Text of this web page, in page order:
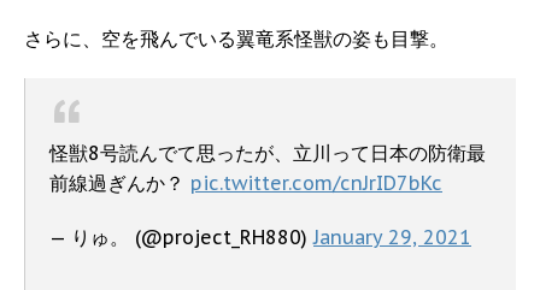
さらに、空を飛んでいる翼竜系怪獣の姿も目撃。
怪獣8号読んでて思ったが、立川って日本の防衛最
前線過ぎんか？ pic.twitter.com/cnJrID7bKc
— りゅ。 (@project_RH880)January 29, 2021